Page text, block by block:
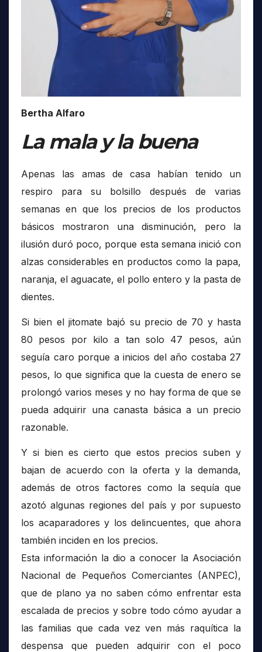
Bertha Alfaro
La mala y la buena
Apenas las amas de casa habían tenido un
respiro para su bolsillo después de varias
semanas en que los precios de los productos
básicos mostraron una disminución, pero la
ilusión duró poco, porque esta semana inició con
alzas considerables en productos como la papa,
naranja, el aguacate, el pollo entero y la pasta de
dientes.
Si bien el jitomate bajó su precio de 70 y hasta
80 pesos por kilo a tan solo 47 pesos, aún
seguía caro porque a inicios del año costaba 27
pesos, lo que significa que la cuesta de enero se
prolongó varios meses y no hay forma de que se
pueda adquirir una canasta básica a un precio
razonable.
Y si bien es cierto que estos precios suben y
bajan de acuerdo con la oferta y la demanda,
además de otros factores como la sequía que
azotó algunas regiones del país y por supuesto
los acaparadores y los delincuentes, que ahora
también inciden en los precios.
Esta información la dio a conocer la Asociación
Nacional de Pequeños Comerciantes (ANPEC),
que de plano ya no saben cómo enfrentar esta
escalada de precios y sobre todo cómo ayudar a
las familias que cada vez ven más raquítica la
despensa que pueden adquirir con el poco